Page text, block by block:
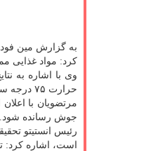
به گزارش مین فود
کرد: مواد غذایی
وی با اشاره به
حرارت ۷۵ درجه سلسیوس در ۱۵ ثانیه به شیر، در از بین بردن ویروس کرونا در شیر پرچرب ناتوان است.
مرتضویان با
جوش رسانده شود.
رئیس انستیتو
است، اشاره کرد: